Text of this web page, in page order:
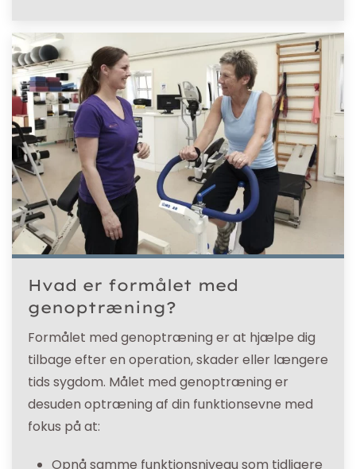
Hvad er formålet med
genoptræning?
Formålet med genoptræning er at hjælpe dig
tilbage efter en operation, skader eller længere
tids sygdom. Målet med genoptræning er
desuden optræning af din funktionsevne med
fokus på at:
Opnå samme funktionsniveau som tidligere